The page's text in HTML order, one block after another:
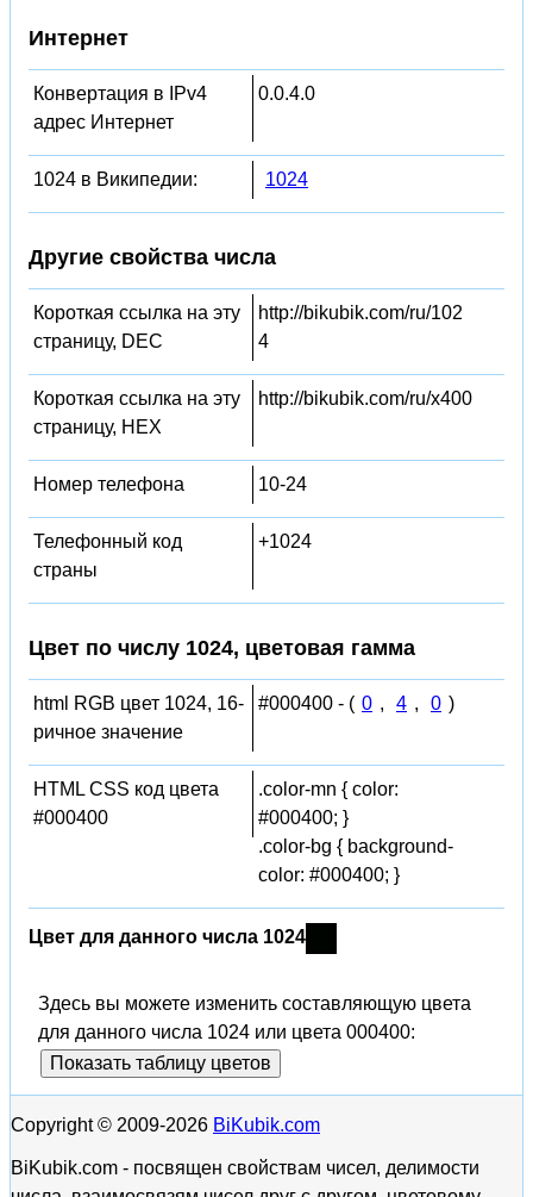
Интернет
Конвертация в IPv4
адрес Интернет
0.0.4.0
1024 в Википедии: 1024
Другие свойства числа
Короткая ссылка на эту
страницу, DEC
http://bikubik.com/ru/102
4
Короткая ссылка на эту
страницу, HEX
http://bikubik.com/ru/x400
Номер телефона 10-24
Телефонный код
страны
+1024
Цвет по числу 1024, цветовая гамма
html RGB цвет 1024, 16-
ричное значение
#000400 - ( 0 , 4 , 0 )
HTML CSS код цвета
#000400
.color-mn { color:
#000400; }
.color-bg { background-
color: #000400; }
Цвет для данного числа 1024
Здесь вы можете изменить составляющую цвета
для данного числа 1024 или цвета 000400:
Показать таблицу цветов
Copyright © 2009-2026 BiKubik.com
BiKubik.com - посвящен свойствам чисел, делимости